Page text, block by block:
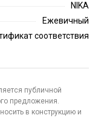
NIKA
Ежевичный
соответствия
публичной
предложения.
в конструкцию и